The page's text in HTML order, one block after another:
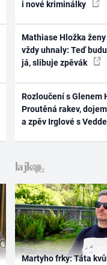
i nové kriminálky
Mathiase Hložka
vždy uhnaly: Teď
já, slibuje zpěvák
Rozloučení s Glenem
Proutěná rakev,
a zpěv Irglové s
Martyho frky: Táta